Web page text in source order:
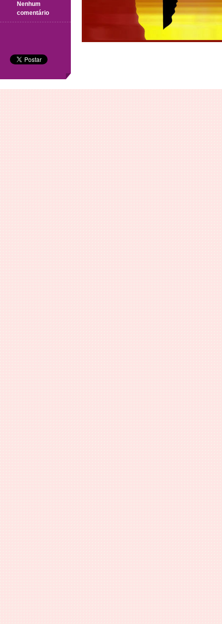
Nenhum
comentárioem
Boa